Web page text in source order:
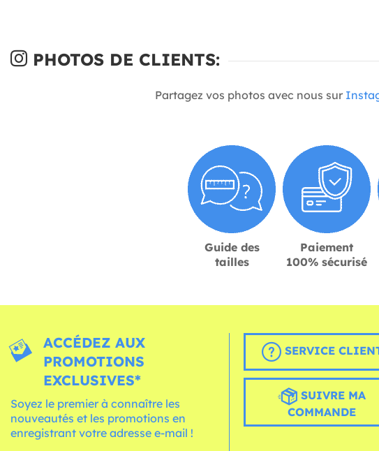
PHOTOS DE CLIENTS:
Partagez vos photos avec nous sur
Guide des
tailles
Paiement
100% sécurisé
ACCÉDEZ AUX
PROMOTIONS
EXCLUSIVES*
Soyez le premier à connaître les
nouveautés et les promotions en
enregistrant votre adresse e-mail !
SERVICE
SUIVRE MA
COMMANDE